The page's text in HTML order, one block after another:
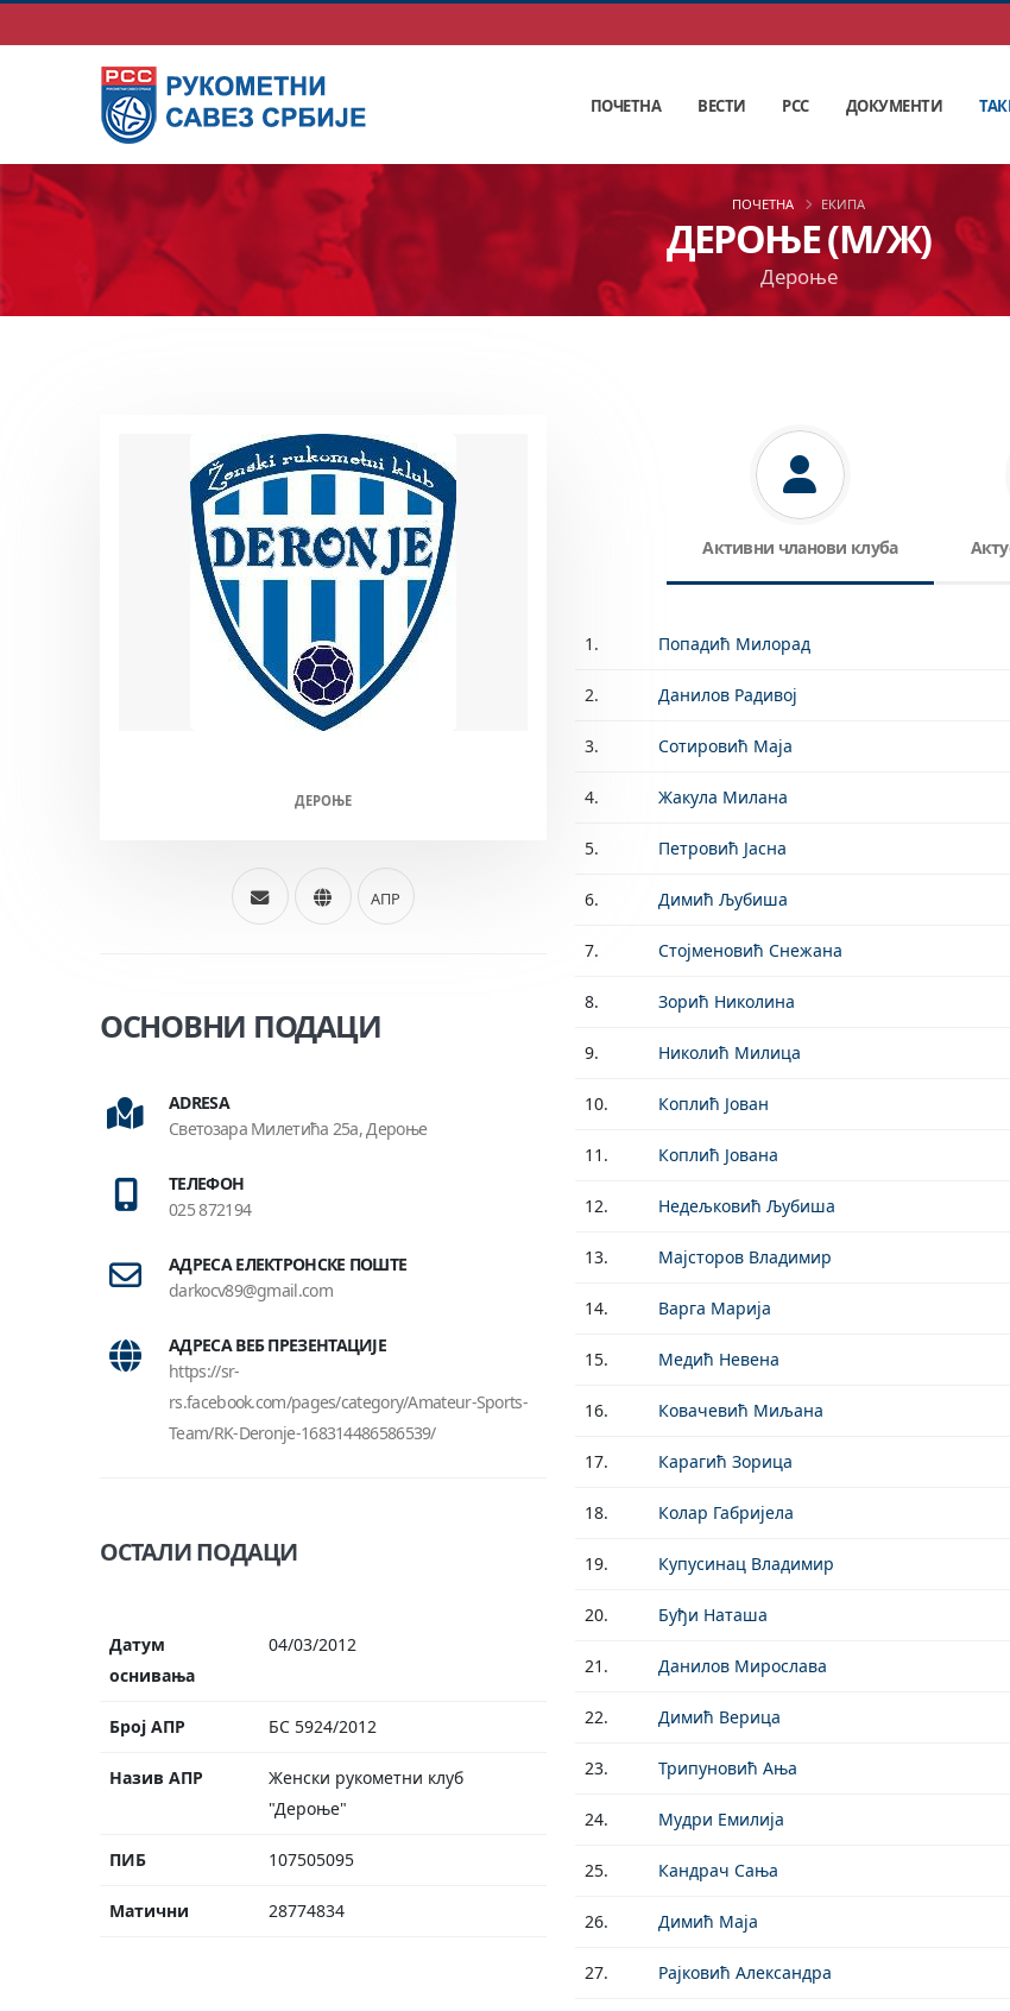
ПОЧЕТНА ВЕСТИ РСС ДОКУМЕНТИ
ДЕРОЊЕ (М/Ж)
Дероње
ПОЧЕТНА ЕКИПА
ДЕРОЊЕ
АПР
ОСНОВНИ ПОДАЦИ
ADRESA
Светозара Милетића 25а, Дероње
ТЕЛЕФОН
025 872194
АДРЕСА ЕЛЕКТРОНСКЕ ПОШТЕ
darkocv89@gmail.com
АДРЕСА ВЕБ ПРЕЗЕНТАЦИЈЕ
https://sr-
rs.facebook.com/pages/category/Amateur-Sports-
Team/RK-Deronje-168314486586539/
ОСТАЛИ ПОДАЦИ
Датум
оснивања
04/03/2012
Број АПР БС 5924/2012
Назив АПР
Женски рукометни клуб
"Дероње"
ПИБ 107505095
Матични 28774834
Активни чланови клуба
1. Попадић Милорад
2. Данилов Радивој
3. Сотировић Маја
4. Жакула Милана
5. Петровић Јасна
6. Димић Љубиша
7. Стојменовић Снежана
8. Зорић Николина
9. Николић Милица
10. Коплић Јован
11. Коплић Јована
12. Недељковић Љубиша
13. Мајсторов Владимир
14. Варга Марија
15. Медић Невена
16. Ковачевић Миљана
17. Карагић Зорица
18. Колар Габријела
19. Купусинац Владимир
20. Буђи Наташа
21. Данилов Мирослава
22. Димић Верица
23. Трипуновић Ања
24. Мудри Емилија
25. Кандрач Сања
26. Димић Маја
27. Рајковић Александра